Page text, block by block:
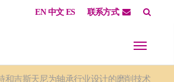
EN 中文 ES 联系方式
和吉斯天尼为轴承行业设计的磨削技术